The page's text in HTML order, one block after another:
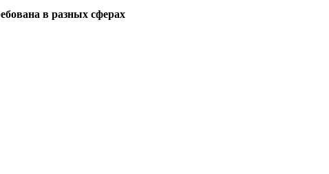
в разных сферах